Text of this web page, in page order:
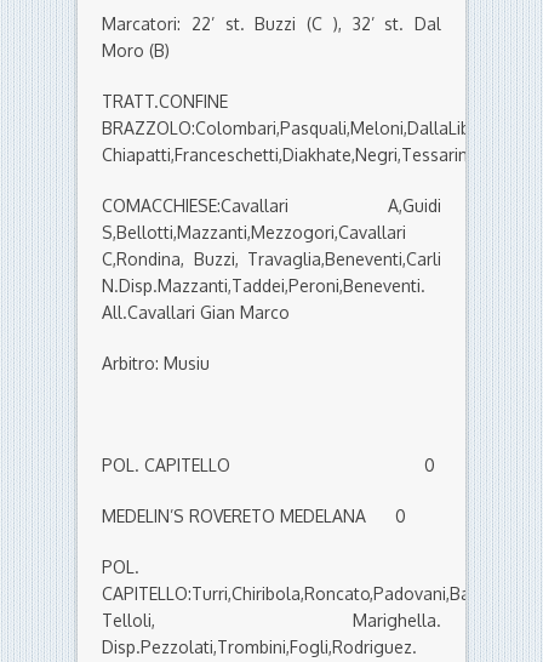
Marcatori: 22’ st. Buzzi (C ), 32’ st. Dal
Moro (B)
TRATT.CONFINE
COMACCHIESE:Cavallari A,Guidi
S,Bellotti,Mazzanti,Mezzogori,Cavallari
C,Rondina, Buzzi, Travaglia,Beneventi,Carli
N.Disp.Mazzanti,Taddei,Peroni,Beneventi.
All.Cavallari Gian Marco
Arbitro: Musiu
POL. CAPITELLO 0
MEDELIN’S ROVERETO MEDELANA 0
POL.
Telloli, Marighella.
Disp.Pezzolati,Trombini,Fogli,Rodriguez.